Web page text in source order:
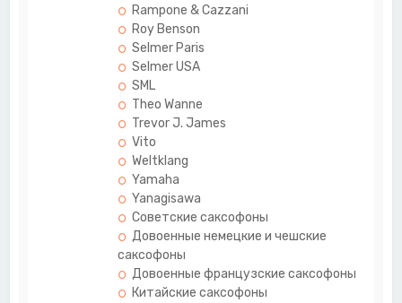
Rampone & Cazzani
Roy Benson
Selmer Paris
Selmer USA
SML
Theo Wanne
Trevor J. James
Vito
Weltklang
Yamaha
Yanagisawa
Советские саксофоны
Довоенные немецкие и чешские
саксофоны
Довоенные французские саксофоны
Китайские саксофоны